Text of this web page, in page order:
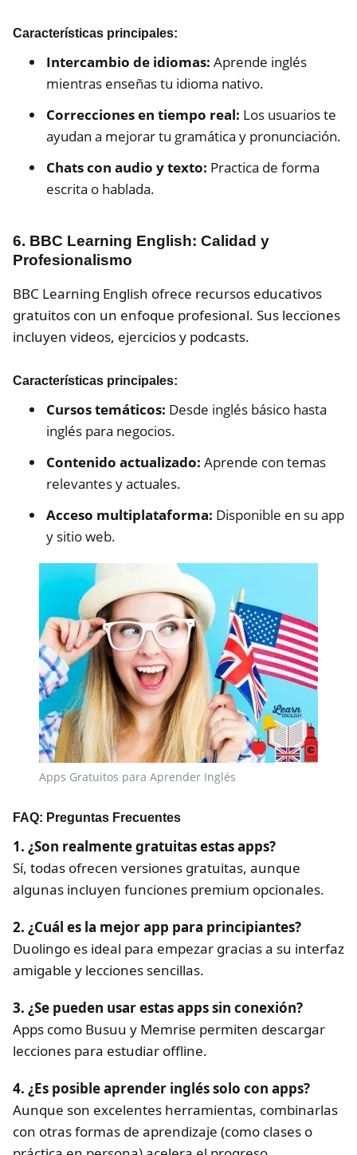
Características principales:
Intercambio de idiomas: Aprende inglés
mientras enseñas tu idioma nativo.
Correcciones en tiempo real: Los usuarios te
ayudan a mejorar tu gramática y pronunciación.
Chats con audio y texto: Practica de forma
escrita o hablada.
6. BBC Learning English: Calidad y
Profesionalismo
BBC Learning English ofrece recursos educativos
gratuitos con un enfoque profesional. Sus lecciones
incluyen videos, ejercicios y podcasts.
Características principales:
Cursos temáticos: Desde inglés básico hasta
inglés para negocios.
Contenido actualizado: Aprende con temas
relevantes y actuales.
Acceso multiplataforma: Disponible en su app
y sitio web.
Apps Gratuitos para Aprender Inglés
FAQ: Preguntas Frecuentes
1. ¿Son realmente gratuitas estas apps?
Sí, todas ofrecen versiones gratuitas, aunque
algunas incluyen funciones premium opcionales.
2. ¿Cuál es la mejor app para principiantes?
Duolingo es ideal para empezar gracias a su interfaz
amigable y lecciones sencillas.
3. ¿Se pueden usar estas apps sin conexión?
Apps como Busuu y Memrise permiten descargar
lecciones para estudiar offline.
4. ¿Es posible aprender inglés solo con apps?
Aunque son excelentes herramientas, combinarlas
con otras formas de aprendizaje (como clases o